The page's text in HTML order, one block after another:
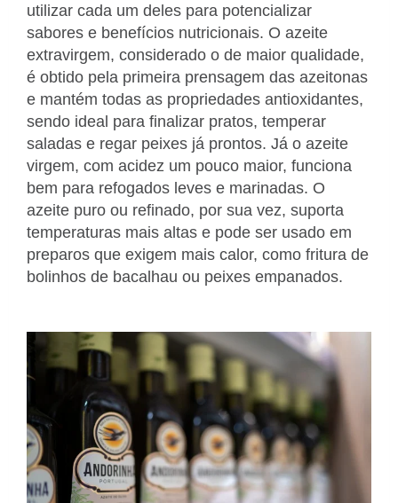
utilizar cada um deles para potencializar
sabores e benefícios nutricionais. O azeite
extravirgem, considerado o de maior qualidade,
é obtido pela primeira prensagem das azeitonas
e mantém todas as propriedades antioxidantes,
sendo ideal para finalizar pratos, temperar
saladas e regar peixes já prontos. Já o azeite
virgem, com acidez um pouco maior, funciona
bem para refogados leves e marinadas. O
azeite puro ou refinado, por sua vez, suporta
temperaturas mais altas e pode ser usado em
preparos que exigem mais calor, como fritura de
bolinhos de bacalhau ou peixes empanados.